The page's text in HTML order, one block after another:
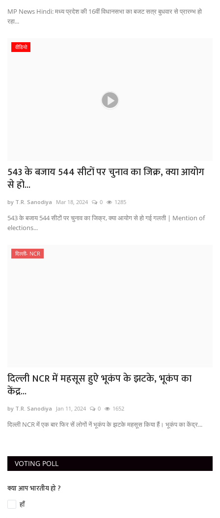
MP News Hindi: मध्य प्रदेश की 16वीं विधानसभा का बजट सत्र बुधवार से प्रारम्भ हो
रहा...
वीडियो
543 के बजाय 544 सीटों पर चुनाव का जिक्र, क्या आयोग
से हो...
by T.R. Sanodiya Mar 18, 2024 0 1285
543 के बजाय 544 सीटों पर चुनाव का जिक्र, क्या आयोग से हो गई गलती | Mention of
elections...
दिल्ली- NCR
दिल्ली NCR में महसूस हुऐ भूकंप के झटके, भूकंप का
केंद्र...
by T.R. Sanodiya Jan 11, 2024 0 1652
दिल्ली NCR में एक बार फिर सें लोगों नें भूकंप के झटके महसूस किया हैं। भूकंप का केंद्र...
VOTING POLL
क्या आप भारतीय हो ?
हाँ